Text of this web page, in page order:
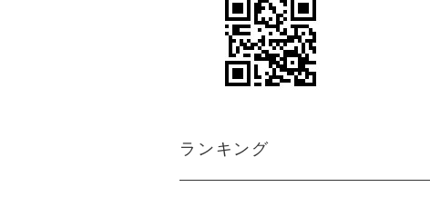
ランキング